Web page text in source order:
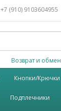
+7 (910) 9103604955
Возврат и обмен
Кнопки/Крючки
Подплечники